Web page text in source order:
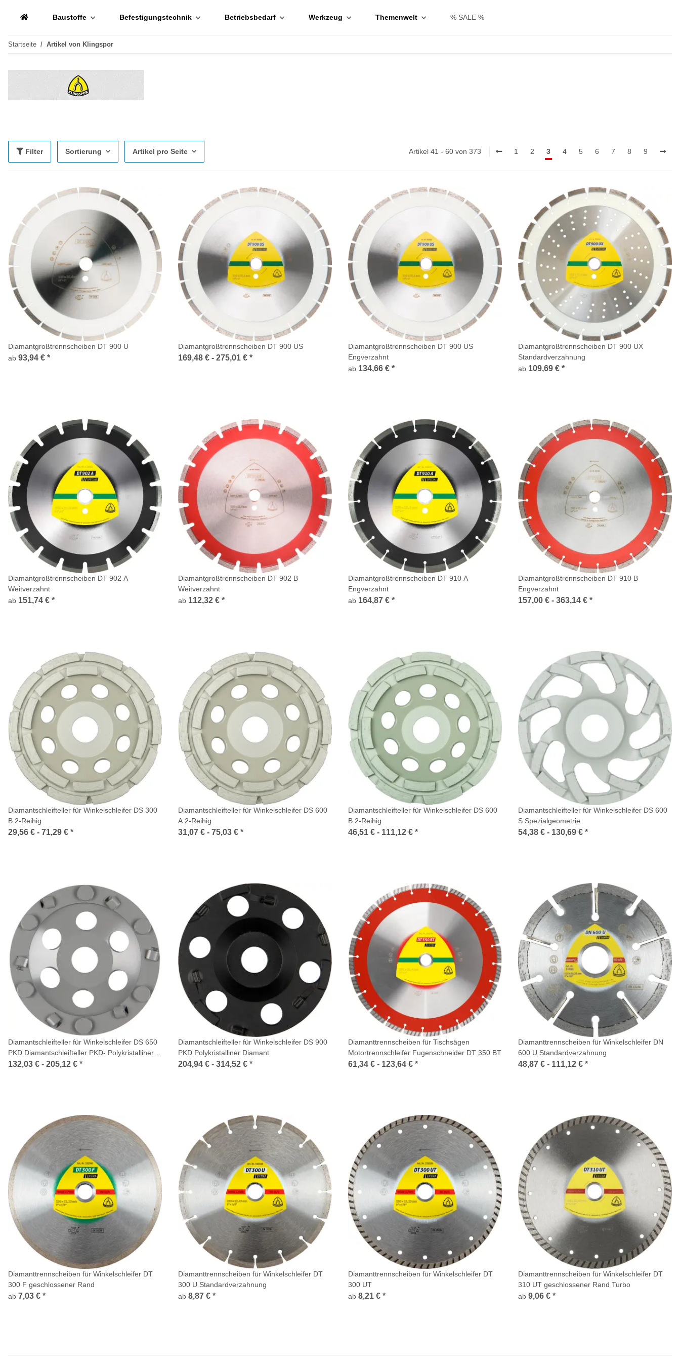
Baustoffe Befestigungstechnik Betriebsbedarf Werkzeug Themenwelt % SALE %
Startseite Artikel von Klingspor
Filter Sortierung Artikel pro Seite Artikel 41 - 60 von 373 1 2 3 4 5 6 7 8 9
Diamantgroßtrennscheiben DT 900 U
ab 93,94 € *
Diamantgroßtrennscheiben DT 900 US
169,48 € - 275,01 € *
Diamantgroßtrennscheiben DT 900 US
Engverzahnt
ab 134,66 € *
Diamantgroßtrennscheiben DT 900 UX
Standardverzahnung
ab 109,69 € *
Diamantgroßtrennscheiben DT 902 A
Weitverzahnt
ab 151,74 € *
Diamantgroßtrennscheiben DT 902 B
Weitverzahnt
ab 112,32 € *
Diamantgroßtrennscheiben DT 910 A
Engverzahnt
ab 164,87 € *
Diamantgroßtrennscheiben DT 910 B
Engverzahnt
157,00 € - 363,14 € *
Diamantschleifteller für Winkelschleifer DS 300
B 2-Reihig
29,56 € - 71,29 € *
Diamantschleifteller für Winkelschleifer DS 600
A 2-Reihig
31,07 € - 75,03 € *
Diamantschleifteller für Winkelschleifer DS 600
B 2-Reihig
46,51 € - 111,12 € *
Diamantschleifteller für Winkelschleifer DS 600
S Spezialgeometrie
54,38 € - 130,69 € *
Diamantschleifteller für Winkelschleifer DS 650
PKD Diamantschleifteller PKD- Polykristalliner
Diamant
132,03 € - 205,12 € *
Diamantschleifteller für Winkelschleifer DS 900
PKD Polykristalliner Diamant
204,94 € - 314,52 € *
Diamanttrennscheiben für Tischsägen
Motortrennschleifer Fugenschneider DT 350 BT
61,34 € - 123,64 € *
Diamanttrennscheiben für Winkelschleifer DN
600 U Standardverzahnung
48,87 € - 111,12 € *
Diamanttrennscheiben für Winkelschleifer DT
300 F geschlossener Rand
ab 7,03 € *
Diamanttrennscheiben für Winkelschleifer DT
300 U Standardverzahnung
ab 8,87 € *
Diamanttrennscheiben für Winkelschleifer DT
300 UT
ab 8,21 € *
Diamanttrennscheiben für Winkelschleifer DT
310 UT geschlossener Rand Turbo
ab 9,06 € *